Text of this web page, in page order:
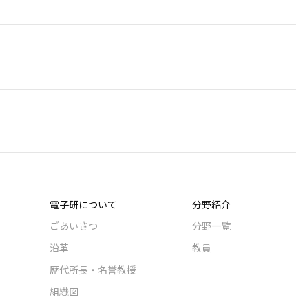
電子研について
ごあいさつ
沿革
歴代所長・名誉教授
組織図
分野紹介
分野一覧
教員